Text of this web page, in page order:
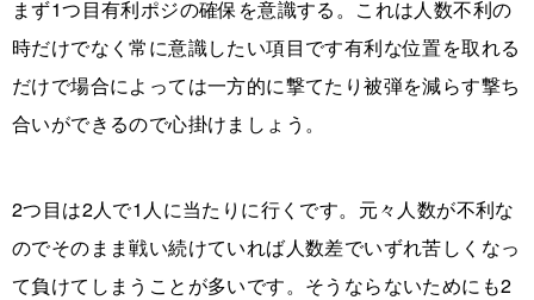
まず1つ目有利ポジの確保を意識する。これは人数不利の
時だけでなく常に意識したい項目です有利な位置を取れる
だけで場合によっては一方的に撃てたり被弾を減らす撃ち
合いができるので心掛けましょう。
2つ目は2人で1人に当たりに行くです。元々人数が不利な
のでそのまま戦い続けていれば人数差でいずれ苦しくなっ
て負けてしまうことが多いです。そうならないためにも2